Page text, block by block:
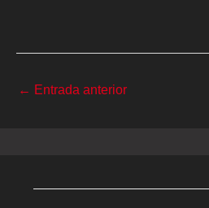
← Entrada anterior